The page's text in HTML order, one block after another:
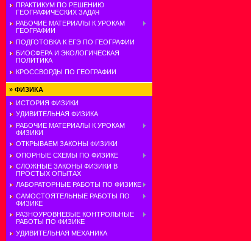
ПРАКТИКУМ ПО РЕШЕНИЮ
ГЕОГРАФИЧЕСКИХ ЗАДАЧ
РАБОЧИЕ МАТЕРИАЛЫ К УРОКАМ
ГЕОГРАФИИ
ПОДГОТОВКА К ЕГЭ ПО ГЕОГРАФИИ
БИОСФЕРА И ЭКОЛОГИЧЕСКАЯ
ПОЛИТИКА
КРОССВОРДЫ ПО ГЕОГРАФИИ
» ФИЗИКА
ИСТОРИЯ ФИЗИКИ
УДИВИТЕЛЬНАЯ ФИЗИКА
РАБОЧИЕ МАТЕРИАЛЫ К УРОКАМ
ФИЗИКИ
ОТКРЫВАЕМ ЗАКОНЫ ФИЗИКИ
ОПОРНЫЕ СХЕМЫ ПО ФИЗИКЕ
СЛОЖНЫЕ ЗАКОНЫ ФИЗИКИ В
ПРОСТЫХ ОПЫТАХ
ЛАБОРАТОРНЫЕ РАБОТЫ ПО ФИЗИКЕ
САМОСТОЯТЕЛЬНЫЕ РАБОТЫ ПО
ФИЗИКЕ
РАЗНОУРОВНЕВЫЕ КОНТРОЛЬНЫЕ
РАБОТЫ ПО ФИЗИКЕ
УДИВИТЕЛЬНАЯ МЕХАНИКА